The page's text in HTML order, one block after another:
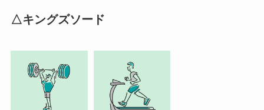
△キングズソード